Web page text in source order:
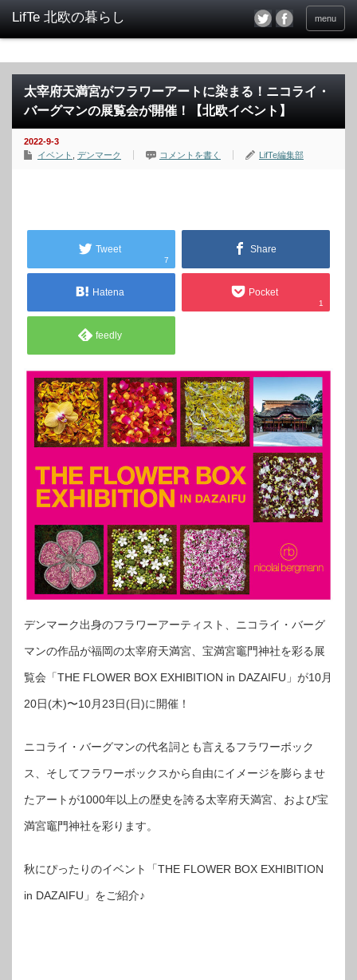
menu
太宰府天満宮がフラワーアートに染まる！ニコライ・
バーグマンの展覧会が開催！【北欧イベント】
2022-9-3
イベント
デンマーク コメントを書く LifTe編集部
Tweet
7
Share
Hatena Pocket
1
feedly
デンマーク出身のフラワーアーティスト、ニコライ・バーグ
マンの作品が福岡の太宰府天満宮、宝満宮竈門神社を彩る展
覧会「THE FLOWER BOX EXHIBITION in DAZAIFU」が10月
20日(木)〜10月23日(日)に開催！
ニコライ・バーグマンの代名詞とも言えるフラワーボック
ス、そしてフラワーボックスから自由にイメージを膨らませ
たアートが1000年以上の歴史を誇る太宰府天満宮、および宝
満宮竈門神社を彩ります。
秋にぴったりのイベント「THE FLOWER BOX EXHIBITION
in DAZAIFU」をご紹介♪